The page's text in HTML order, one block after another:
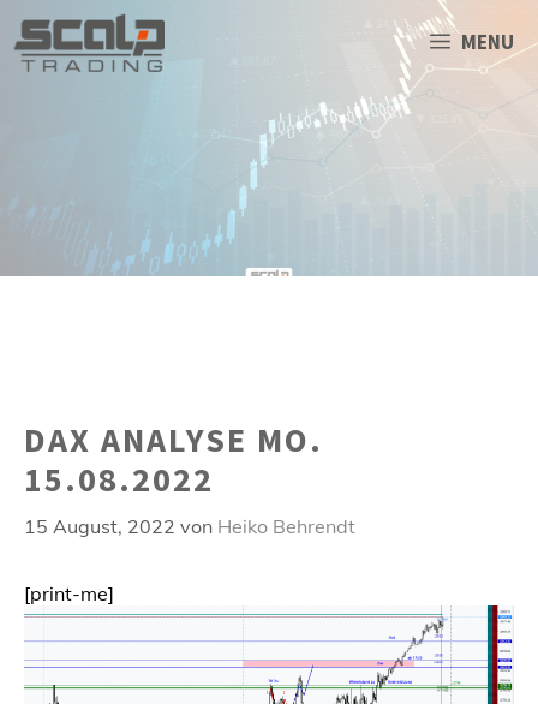
Inhalt
springen
MENU
DAX ANALYSE MO.
15.08.2022
15 August, 2022 von Heiko Behrendt
[print-me]